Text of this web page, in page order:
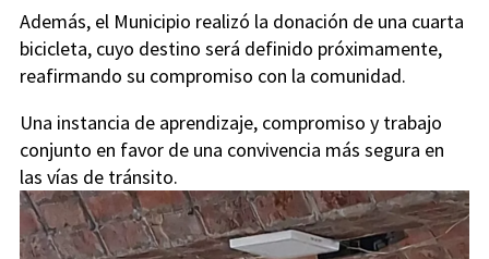
Además, el Municipio realizó la donación de una cuarta
bicicleta, cuyo destino será definido próximamente,
reafirmando su compromiso con la comunidad.
Una instancia de aprendizaje, compromiso y trabajo
conjunto en favor de una convivencia más segura en
las vías de tránsito.